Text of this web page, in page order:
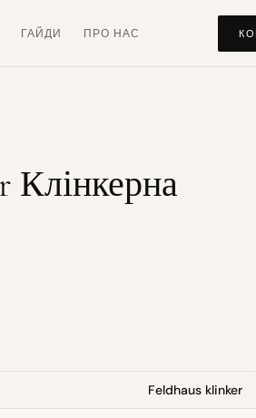
ГАЙДИ ПРО НАС
Клінкерна
Feldhaus klinker